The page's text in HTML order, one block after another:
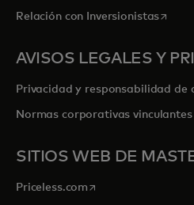
Relación con Inversionistasse
AVISOS LEGALES Y
Privacidad y responsabilidad de
Normas corporativas vinculantes
SITIOS WEB DE
Priceless.com se abre en una